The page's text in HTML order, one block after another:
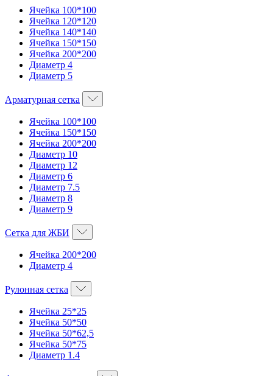
Ячейка 100*100
Ячейка 120*120
Ячейка 140*140
Ячейка 150*150
Ячейка 200*200
Диаметр 4
Диаметр 5
Арматурная сетка
Ячейка 100*100
Ячейка 150*150
Ячейка 200*200
Диаметр 10
Диаметр 12
Диаметр 6
Диаметр 7.5
Диаметр 8
Диаметр 9
Сетка для ЖБИ
Ячейка 200*200
Диаметр 4
Рулонная сетка
Ячейка 25*25
Ячейка 50*50
Ячейка 50*62,5
Ячейка 50*75
Диаметр 1.4